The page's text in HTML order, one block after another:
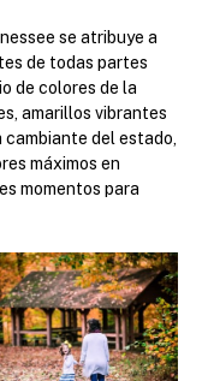
se atribuye a
de todas partes
de colores de la
amarillos vibrantes
del estado,
máximos en
momentos para